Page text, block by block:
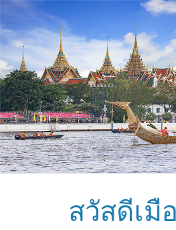
Skip
to
content
สวัสดีเมื